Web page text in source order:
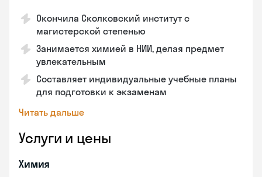
Окончила Сколковский институт с
магистерской степенью
Занимается химией в НИИ, делая предмет
увлекательным
Составляет индивидуальные учебные планы
для подготовки к экзаменам
Читать дальше
Услуги и цены
Химия